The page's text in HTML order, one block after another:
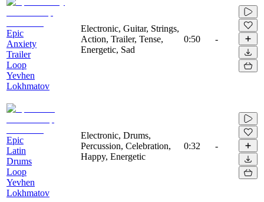
Epic
Anxiety
Trailer
Loop
Yevhen
Lokhmatov
Electronic, Guitar, Strings,
Action, Trailer, Tense,
Energetic, Sad
0:50 -
Epic
Latin
Drums
Loop
Yevhen
Lokhmatov
Electronic, Drums,
Percussion, Celebration,
Happy, Energetic
0:32 -